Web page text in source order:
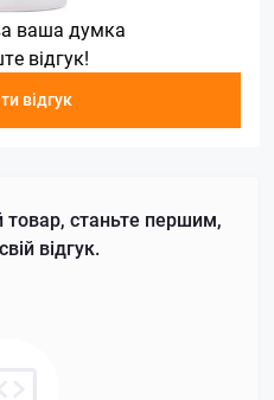
ваша думка
відгук!
відгук
товар, станьте першим,
відгук.